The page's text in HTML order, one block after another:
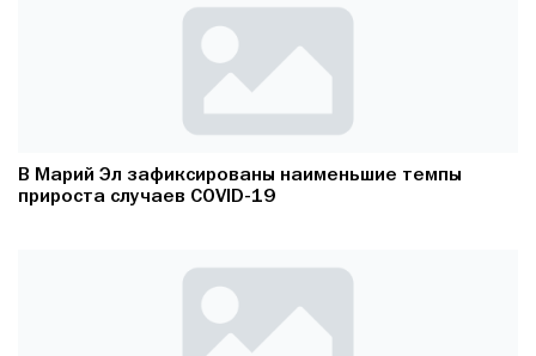
В Марий Эл зафиксированы наименьшие темпы
прироста случаев COVID-19